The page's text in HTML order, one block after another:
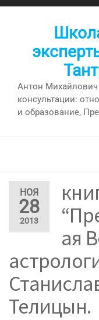
Перейти
Антон
консультации:
и образование,
НОЯ
28
2013
ая
Телицын.